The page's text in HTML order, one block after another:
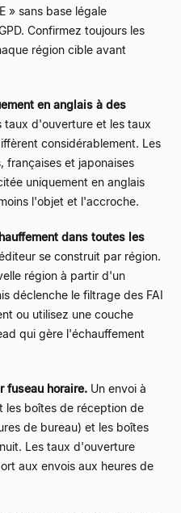
» sans base légale
Confirmez toujours les
région cible avant
en anglais à des
taux d'ouverture et les taux
considérablement. Les
françaises et japonaises
uniquement en anglais
l'objet et l'accroche.
dans toutes les
se construit par région.
région à partir d'un
déclenche le filtrage des FAI
ou utilisez une couche
qui gère l'échauffement
fuseau horaire. Un envoi à
les boîtes de réception de
de bureau) et les boîtes
Les taux d'ouverture
aux envois aux heures de